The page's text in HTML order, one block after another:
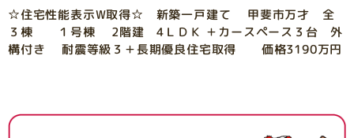
☆住宅性能表示W取得☆ 新築一戸建て 甲斐市万才 全
３棟 １号棟 2階建 4ＬＤＫ ＋カースペース３台 外
構付き 耐震等級３＋長期優良住宅取得 価格3190万円